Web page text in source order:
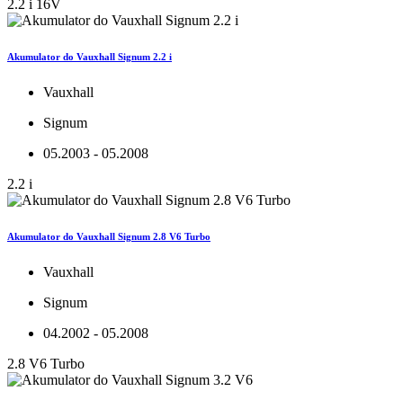
2.2 i 16V
Akumulator do Vauxhall Signum 2.2 i
Vauxhall
Signum
05.2003 - 05.2008
2.2 i
Akumulator do Vauxhall Signum 2.8 V6 Turbo
Vauxhall
Signum
04.2002 - 05.2008
2.8 V6 Turbo